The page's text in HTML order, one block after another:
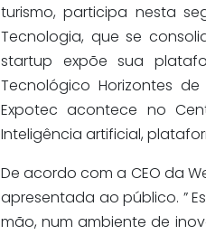
turismo, participa nesta
Tecnologia, que se
startup expõe sua
Tecnológico Horizontes
Expotec acontece no
Inteligência artificial,
De acordo com a CEO da
apresentada ao público. ”
mão, num ambiente de